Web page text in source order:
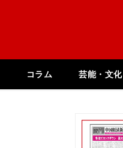
コラム 芸能・文化